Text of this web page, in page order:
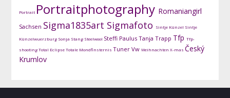
Portrait Portraitphotography Romaniangirl
Sachsen Sigma1835art Sigmafoto Sintje Künzel Sintje
Künzelwuerzburg Sonja Stang Steelwool Steffi Paulus Tanja Trapp Tfp Tfp-
shootingTotal EclipseTotale Mondfinsternis Tuner Vw Weihnachten X-mas Český
Krumlov